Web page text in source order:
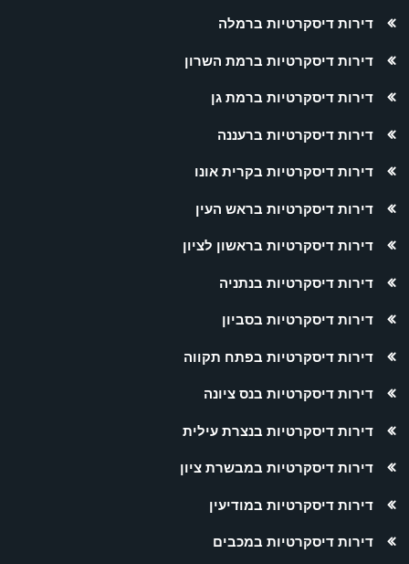
דירות דיסקרטיות ברמלה
דירות דיסקרטיות ברמת השרון
דירות דיסקרטיות ברמת גן
דירות דיסקרטיות ברעננה
דירות דיסקרטיות בקרית אונו
דירות דיסקרטיות בראש העין
דירות דיסקרטיות בראשון לציון
דירות דיסקרטיות בנתניה
דירות דיסקרטיות בסביון
דירות דיסקרטיות בפתח תקווה
דירות דיסקרטיות בנס ציונה
דירות דיסקרטיות בנצרת עילית
דירות דיסקרטיות במבשרת ציון
דירות דיסקרטיות במודיעין
דירות דיסקרטיות במכבים